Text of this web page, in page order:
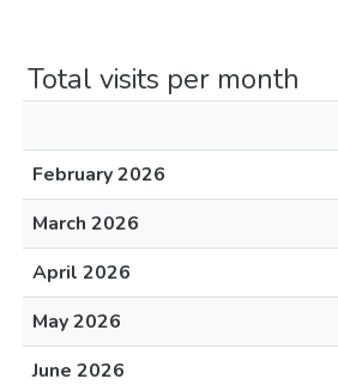
Total visits per month
February 2026
March 2026
April 2026
May 2026
June 2026